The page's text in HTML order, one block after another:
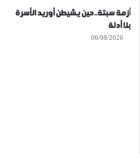
أزمة سبتة..حين يشيطن أوريد الأسرة
بلا أدلة
06/08/2026